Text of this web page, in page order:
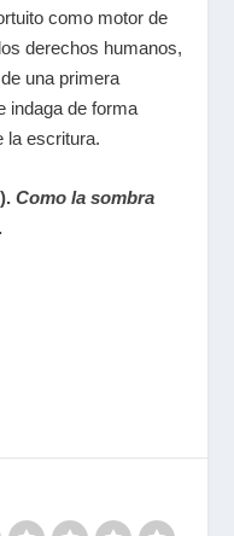
como motor de
derechos humanos,
una primera
indaga de forma
la escritura.
Como la sombra